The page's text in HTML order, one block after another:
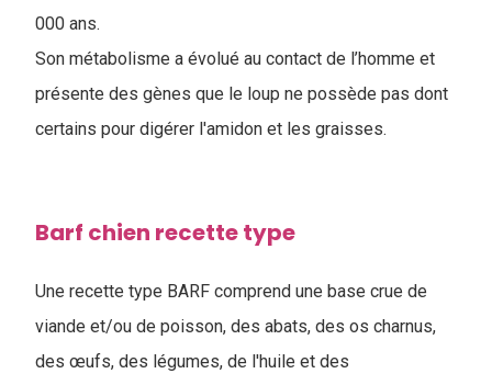
000 ans.
Son métabolisme a évolué au contact de l’homme et
présente des gènes que le loup ne possède pas dont
certains pour digérer l'amidon et les graisses.
Barf chien recette type
Une recette type BARF comprend une base crue de
viande et/ou de poisson, des abats, des os charnus,
des œufs, des légumes, de l'huile et des